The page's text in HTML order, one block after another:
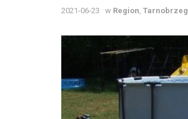
2021-06-23 w Region Tarnobrzeg